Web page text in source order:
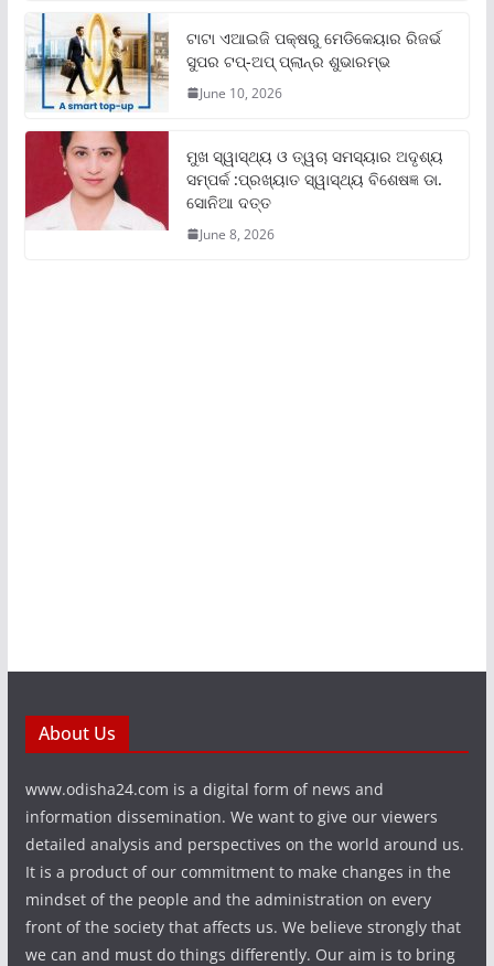
ଟାଟା ଏଆଇଜି ପକ୍ଷରୁ ମେଡିକେୟାର ରିଜର୍ଭ
ସୁପର ଟପ୍‌-ଅପ୍ ପ୍ଲାନ୍‌ର ଶୁଭାରମ୍ଭ
June 10, 2026
ମୁଖ ସ୍ୱାସ୍ଥ୍ୟ ଓ ତ୍ୱଚା ସମସ୍ୟାର ଅଦୃଶ୍ୟ
ସମ୍ପର୍କ :ପ୍ରଖ୍ୟାତ ସ୍ୱାସ୍ଥ୍ୟ ବିଶେଷଜ୍ଞ ଡା.
ସୋନିଆ ଦତ୍ତ
June 8, 2026
About Us
www.odisha24.com is a digital form of news and
information dissemination. We want to give our viewers
detailed analysis and perspectives on the world around us.
It is a product of our commitment to make changes in the
mindset of the people and the administration on every
front of the society that affects us. We believe strongly that
we can and must do things differently. Our aim is to bring